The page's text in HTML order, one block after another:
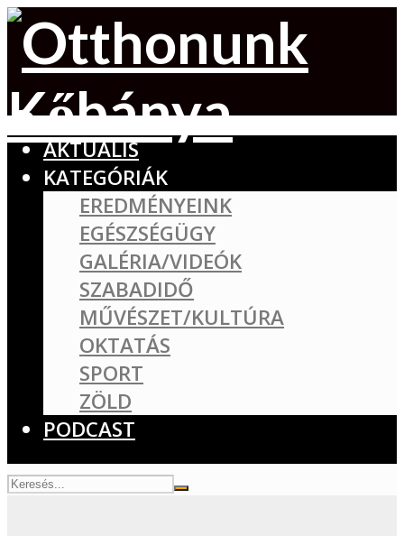
AKTUÁLIS
KATEGÓRIÁK
EREDMÉNYEINK
EGÉSZSÉGÜGY
GALÉRIA/VIDEÓK
SZABADIDŐ
MŰVÉSZET/KULTÚRA
OKTATÁS
SPORT
ZÖLD
PODCAST